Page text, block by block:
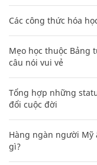
Các công thức hóa
Mẹo học thuộc Bảng
câu nói vui vẻ
Tổng hợp những
đổi cuộc đời
Hàng ngàn người Mỹ
gì?